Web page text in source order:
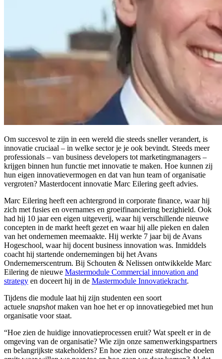
Om succesvol te zijn in een wereld die steeds sneller verandert, is
innovatie cruciaal – in welke sector je je ook bevindt. Steeds meer
professionals – van business developers tot marketingmanagers –
krijgen binnen hun functie met innovatie te maken. Hoe kunnen zij
hun eigen innovatievermogen en dat van hun team of organisatie
vergroten? Masterdocent innovatie Marc Eilering geeft advies.
Marc Eilering heeft een achtergrond in corporate finance, waar hij
zich met fusies en overnames en groeifinanciering bezighield. Ook
had hij 10 jaar een eigen uitgeverij, waar hij verschillende nieuwe
concepten in de markt heeft gezet en waar hij alle pieken en dalen
van het ondernemen meemaakte. Hij werkte 7 jaar bij de Avans
Hogeschool, waar hij docent business innovation was. Inmiddels
coacht hij startende ondernemingen bij het Avans
Ondernemerscentrum. Bij Schouten & Nelissen ontwikkelde Marc
Eilering de nieuwe Mastermodule Commercial innovation and
strategy en doceert hij in de Mastermodule Innovatiekracht.
Tijdens die module laat hij zijn studenten een soort
actuele snapshotmaken van hoe het er op innovatiegebied met hun
organisatie voor staat.
“Hoe zien de huidige innovatieprocessen eruit? Wat speelt er in de
omgeving van de organisatie? Wie zijn onze samenwerkingspartners
en belangrijkste stakeholders? En hoe zien onze strategische doelen